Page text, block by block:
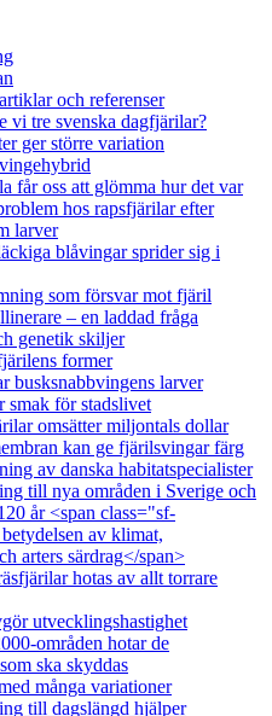
och referenser
vi tre svenska dagfjärilar?
ger större variation
får oss att glömma hur det var
hos rapsfjärilar efter
larver
blåvingar sprider sig i
som försvar mot fjäril
– en laddad fråga
genetik skiljer
former
busksnabbvingens larver
smak för stadslivet
omsätter miljontals dollar
kan ge fjärilsvingar färg
av danska habitatspecialister
till nya områden i Sverige och
år <span class="sf-
av klimat,
arters särdrag</span>
hotas av allt torrare
utvecklingshastighet
områden hotar de
ska skyddas
många variationer
till dagslängd hjälper